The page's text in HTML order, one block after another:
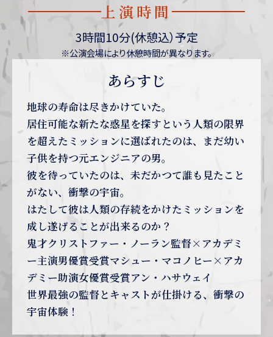
上演時間
3時間10分(休憩込）予定
※公演会場により休憩時間が異なります。
あらすじ
地球の寿命は尽きかけていた。
居住可能な新たな惑星を探すという人類の限界
を超えたミッションに選ばれたのは、まだ幼い
子供を持つ元エンジニアの男。
彼を待っていたのは、未だかつて誰も見たこと
がない、衝撃の宇宙。
はたして彼は人類の存続をかけたミッションを
成し遂げることが出来るのか？
鬼才クリストファー・ノーラン監督×アカデミ
ー主演男優賞受賞マシュー・マコノヒー×アカ
デミー助演女優賞受賞アン・ハサウェイ
世界最強の監督とキャストが仕掛ける、衝撃の
宇宙体験！